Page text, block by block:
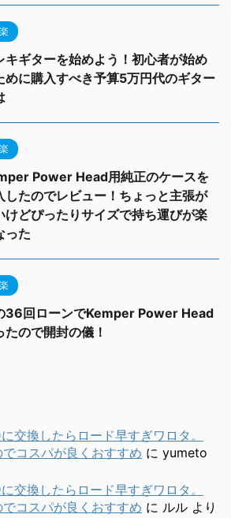
キギターを始めよう！初心者が始め
めに購入すべき予算5万円代のギター
Power Head用純正のケースを
したのでレビュー！ちょっと主張が
けどぴったりサイズで持ち運びが楽
った
36回ローンでKemper Power Head
たので開封の儀！
交換したらロード早すぎワロタ。
コスパが良くおすすめ に yumeto
交換したらロード早すぎワロタ。
コスパが良くおすすめ に ルル より